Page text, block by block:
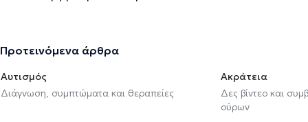
Προτεινόμενα άρθρα
Αυτισμός
Διάγνωση, συμπτώματα και θεραπείες
Ακράτεια
Δες βίντεο και
ούρων